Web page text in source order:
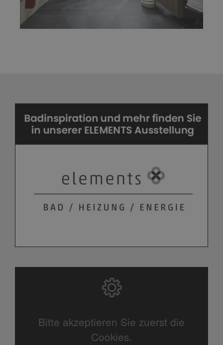
Bitte akzeptieren Sie zuerst die
Cookies.